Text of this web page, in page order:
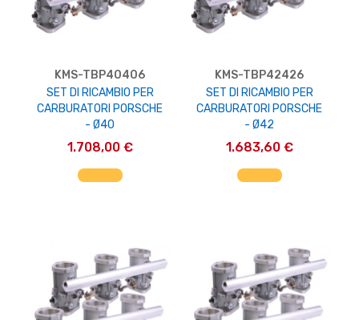
KMS-TBP40406
SET DI RICAMBIO PER
CARBURATORI PORSCHE
- Ø40
1.708,00 €
AGGIUNGI AL CARRELLO
KMS-TBP42426
SET DI RICAMBIO PER
CARBURATORI PORSCHE
- Ø42
1.683,60 €
AGGIUNGI AL CARRELLO